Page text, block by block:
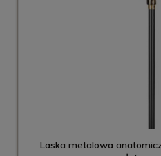
Laska metalowa